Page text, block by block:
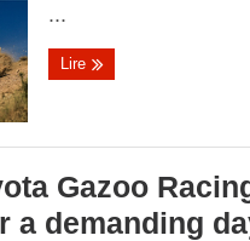
...
Lire
Gazoo
a demanding